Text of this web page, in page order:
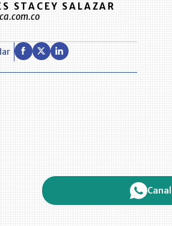
STACEY SALAZAR